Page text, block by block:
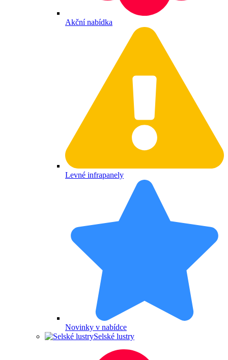
Akční nabídka
Levné infrapanely
Novinky v nabídce
Selské lustry